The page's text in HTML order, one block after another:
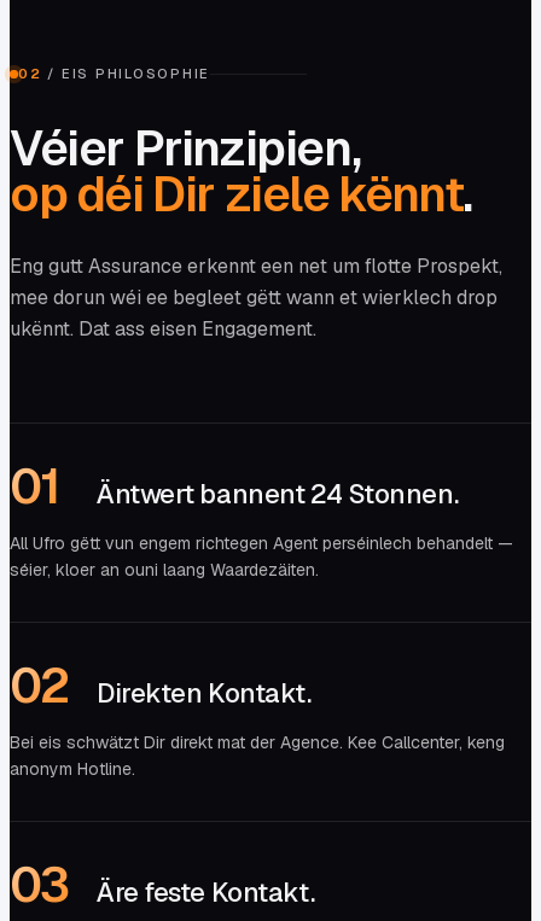
02 / EIS PHILOSOPHIE
Véier Prinzipien,
op déi Dir ziele kënnt.
Eng gutt Assurance erkennt een net um flotte Prospekt,
mee dorun wéi ee begleet gëtt wann et wierklech drop
ukënnt. Dat ass eisen Engagement.
01 Äntwert bannent 24 Stonnen.
All Ufro gëtt vun engem richtegen Agent perséinlech behandelt —
séier, kloer an ouni laang Waardezäiten.
02 Direkten Kontakt.
Bei eis schwätzt Dir direkt mat der Agence. Kee Callcenter, keng
anonym Hotline.
03 Äre feste Kontakt.